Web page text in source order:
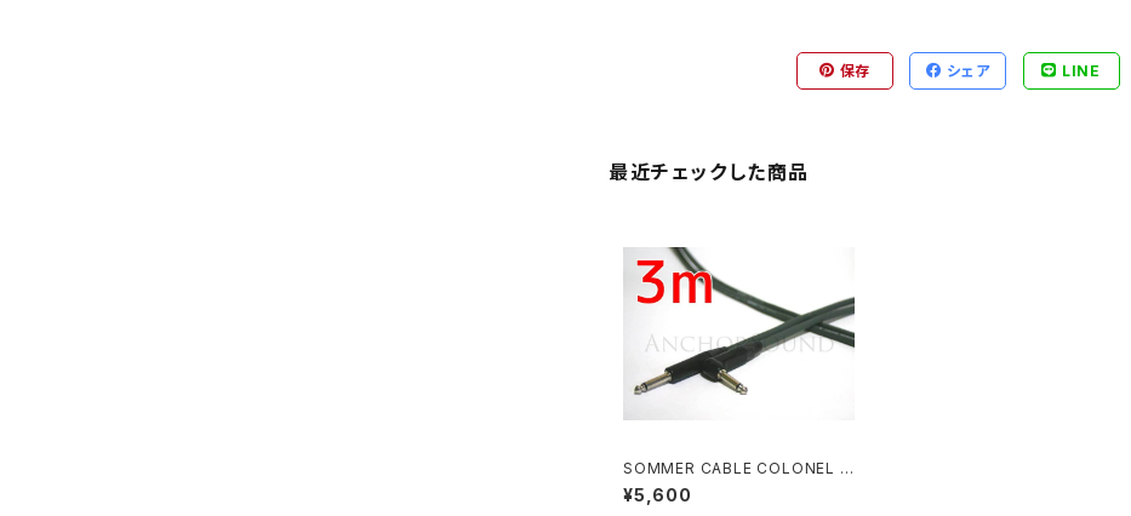
保存 シェア LINE
最近チェックした商品
SOMMER CABLE COLONEL I
NCREDIBLE NEUTRIKニッケル
プラグ S-L 3m
¥5,600